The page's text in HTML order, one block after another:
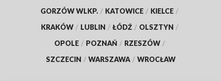
GORZÓW WLKP. / KATOWICE / KIELCE /
KRAKÓW / LUBLIN / ŁÓDŹ / OLSZTYN /
OPOLE / POZNAŃ / RZESZÓW /
SZCZECIN / WARSZAWA / WROCŁAW